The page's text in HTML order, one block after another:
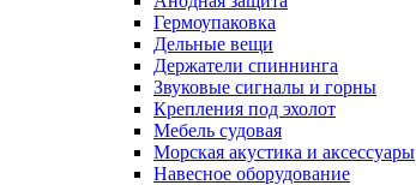
Гермоупаковка
Дельные вещи
Держатели спиннинга
Звуковые сигналы и горны
Крепления под эхолот
Мебель судовая
Морская акустика и аксессуары
Навесное оборудование